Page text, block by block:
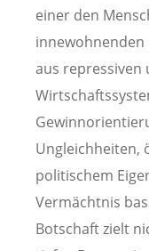
einer den
innewohnenden
aus repressiven
Ungleichheiten,
politischem
Vermächtnis
Botschaft zielt